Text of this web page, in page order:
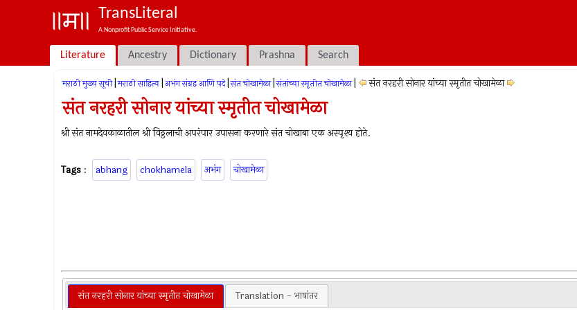
TransLiteral
A Nonprofit Public Service Initiative.
Literature Ancestry Dictionary Prashna Search
मराठी मुख्य सूची मराठी साहित्य अभंग संग्रह आणि पदे संत चोखामेळा संतांच्या स्मृतीत चोखामेळा संत नरहरी सोनार यांच्या स्मृतीत चोखामेळा
संत नरहरी सोनार यांच्या स्मृतीत चोखामेळा
श्री संत नामदेवकाळातील श्री विठ्ठलाची अपरंपार उपासना करणारे संत चोखाबा एक अस्‍पृश्‍य होते.
Tags : abhang chokhamela अभंग चोखामेळा
संत नरहरी सोनार यांच्या स्मृतीत चोखामेळा Translation - भाषांतर